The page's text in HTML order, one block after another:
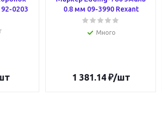
0203
0.8 мм 09-3990 Rexant
Много
1 381.14₽/шт